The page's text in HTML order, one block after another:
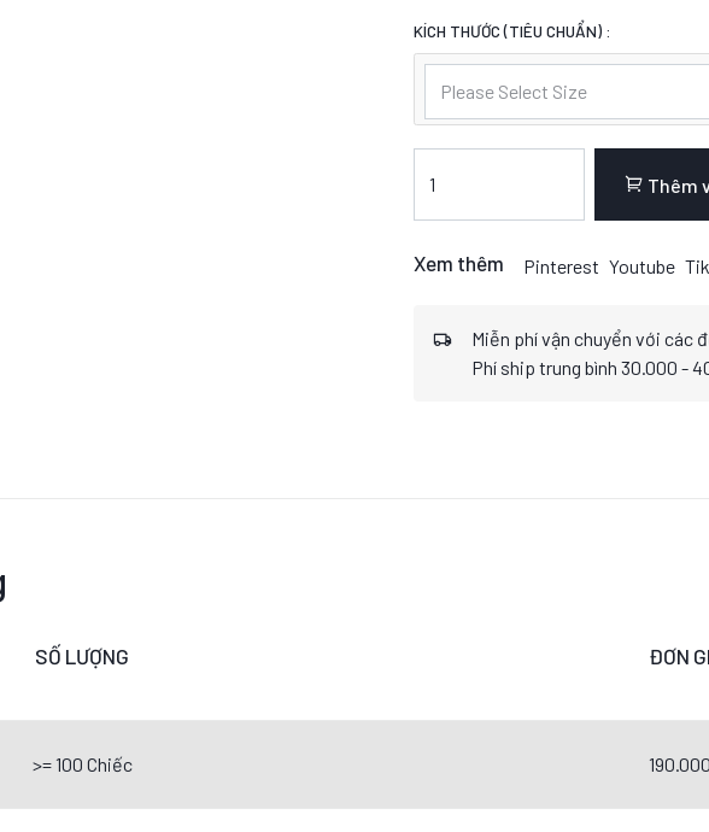
KÍCH THƯỚC (TIÊU CHUẨN) :
Please Select Size
Thêm
Xem thêm Pinterest Youtube
Miễn phí vận chuyển với các
Phí ship trung bình 30.000 -
SỐ LƯỢNG ĐƠN
>= 100 Chiếc